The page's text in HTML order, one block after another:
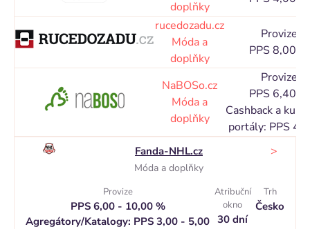
doplňky
rucedozadu.cz
Móda a
doplňky
Provize
PPS 8,00 %
NaBOSo.cz
Móda a
doplňky
Provize
PPS 6,40 %
Cashback a
portály: PPS
Fanda-NHL.cz
Móda a doplňky
>
Provize
PPS 6,00 - 10,00 %
Agregátory/Katalogy: PPS 3,00 - 5,00
Atribuční
okno
30 dní
Trh
Česko